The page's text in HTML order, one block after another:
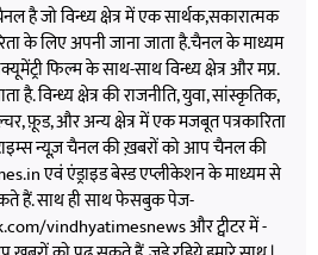
है जो विन्ध्य क्षेत्र में एक सार्थक,सकारात्मक
के लिए अपनी जाना जाता है.चैनल के माध्यम
फिल्म के साथ-साथ विन्ध्य क्षेत्र और मप्र.
है. विन्ध्य क्षेत्र की राजनीति, युवा, सांस्कृतिक,
फ़ूड, और अन्य क्षेत्र में एक मजबूत पत्रकारिता
न्यूज़ चैनल की ख़बरों को आप चैनल की
एवं एंड्राइड बेस्ड एप्लीकेशन के माध्यम से
हैं. साथ ही साथ फेसबुक पेज-
vindhyatimesnews और ट्वीटर में -